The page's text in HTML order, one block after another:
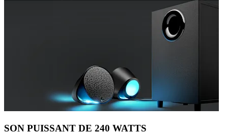
SON PUISSANT DE 240 WATTS